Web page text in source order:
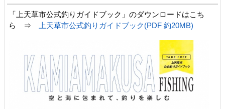
「上天草市公式釣りガイドブック」のダウンロードはこち
ら ⇒
上天草市公式釣りガイドブック(PDF 約20MB)